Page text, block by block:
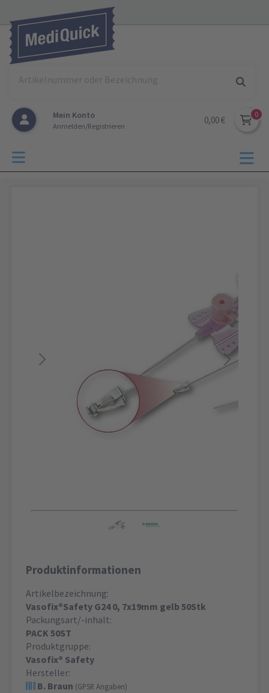
Mein Konto
Anmelden/Registrieren
0,00 €
Produktinformationen
Artikelbezeichnung:
Vasofix®Safety G24 0, 7x19mm gelb 50Stk
Packungsart/-inhalt:
PACK 50ST
Produktgruppe:
Vasofix® Safety
Hersteller:
B. Braun (GPSR Angaben)